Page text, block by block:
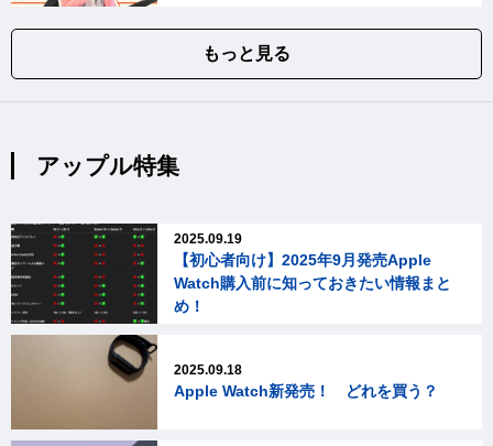
もっと見る
アップル特集
2025.09.19
【初心者向け】2025年9月発売Apple
Watch購入前に知っておきたい情報まと
め！
2025.09.18
Apple Watch新発売！ どれを買う？